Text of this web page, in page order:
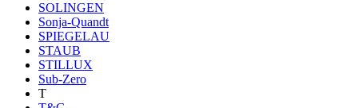
SOLINGEN
Sonja-Quandt
SPIEGELAU
STAUB
STILLUX
Sub-Zero
T